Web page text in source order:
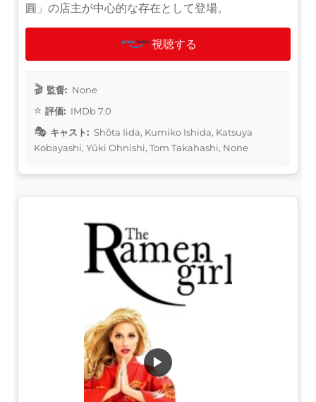
圓」の店主が中心的な存在として登場。
視聴する
監督: None
評価: IMDb 7.0
キャスト: Shôta Iida, Kumiko Ishida, Katsuya
Kobayashi, Yûki Ohnishi, Tom Takahashi, None
▶